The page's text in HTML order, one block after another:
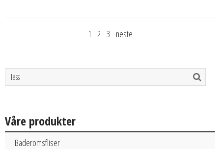
1 2 3 neste
Våre produkter
Baderomsfliser